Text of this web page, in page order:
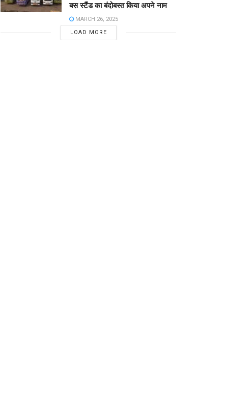
बस स्टैंड का बंदोबस्त किया अपने नाम
MARCH 26, 2025
LOAD MORE